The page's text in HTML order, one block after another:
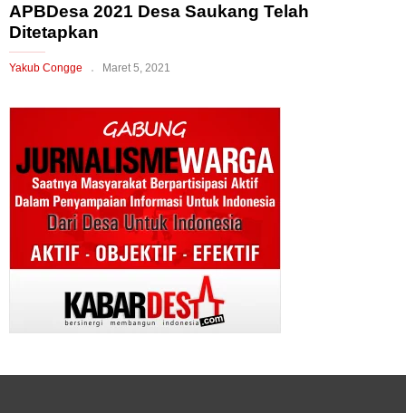
APBDesa 2021 Desa Saukang Telah
Ditetapkan
Yakub Congge Maret 5, 2021